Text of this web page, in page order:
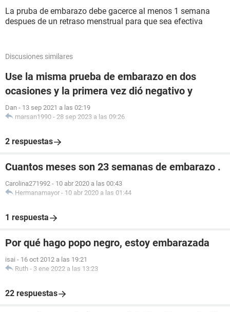
La pruba de embarazo debe gacerce al menos 1 semana
despues de un retraso menstrual para que sea efectiva
Discusiones similares
Use la misma prueba de embarazo en dos
ocasiones y la primera vez dió negativo y
Dan - 13 sep 2021 a las 02:19
marsan1990 - 28 sep 2023 a las 09:26
2 respuestas
Cuantos meses son 23 semanas de embarazo .
Carolina271992 - 10 abr 2020 a las 00:43
Hermanamayor - 10 abr 2020 a las 01:44
1 respuesta
Por qué hago popo negro, estoy embarazada
isai - 16 oct 2012 a las 19:21
Ruth - 3 ene 2022 a las 13:23
22 respuestas